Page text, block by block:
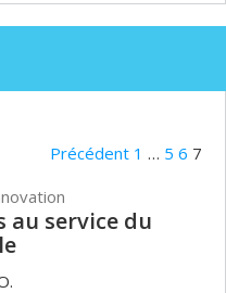
Précédent 1 … 5 6 7
au service du